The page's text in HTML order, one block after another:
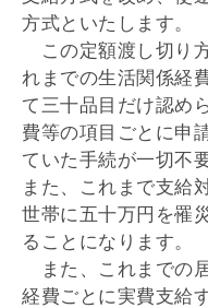
方式といたします。
この定額渡し切り
れまでの生活関係経
て三十品目だけ認め
費等の項目ごとに申
ていた手続が一切不
また、これまで支給
世帯に五十万円を罹
ることになります。
また、これまでの
経費ごとに実費支給